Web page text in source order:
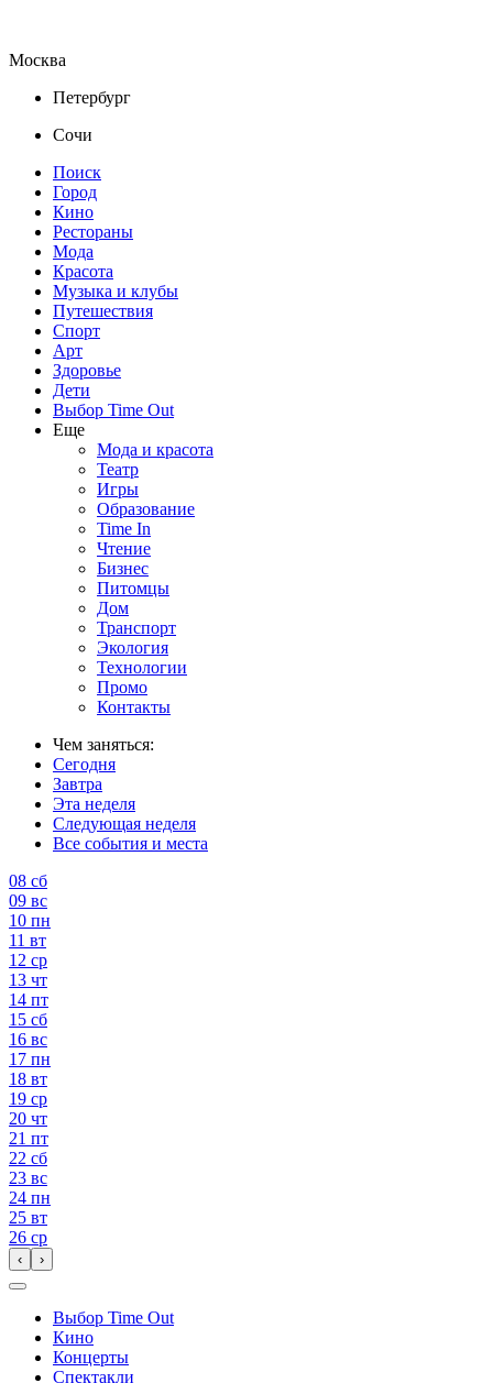
Москва
Петербург
Сочи
Поиск
Город
Кино
Рестораны
Мода
Красота
Музыка и клубы
Путешествия
Спорт
Арт
Здоровье
Дети
Выбор Time Out
Еще
Мода и красота
Театр
Игры
Образование
Time In
Чтение
Бизнес
Питомцы
Дом
Транспорт
Экология
Технологии
Промо
Контакты
Чем заняться:
Сегодня
Завтра
Эта неделя
Следующая неделя
Все события и места
08 сб
09 вс
10 пн
11 вт
12 ср
13 чт
14 пт
15 сб
16 вс
17 пн
18 вт
19 ср
20 чт
21 пт
22 сб
23 вс
24 пн
25 вт
26 ср
‹ ›
Выбор Time Out
Кино
Концерты
Спектакли